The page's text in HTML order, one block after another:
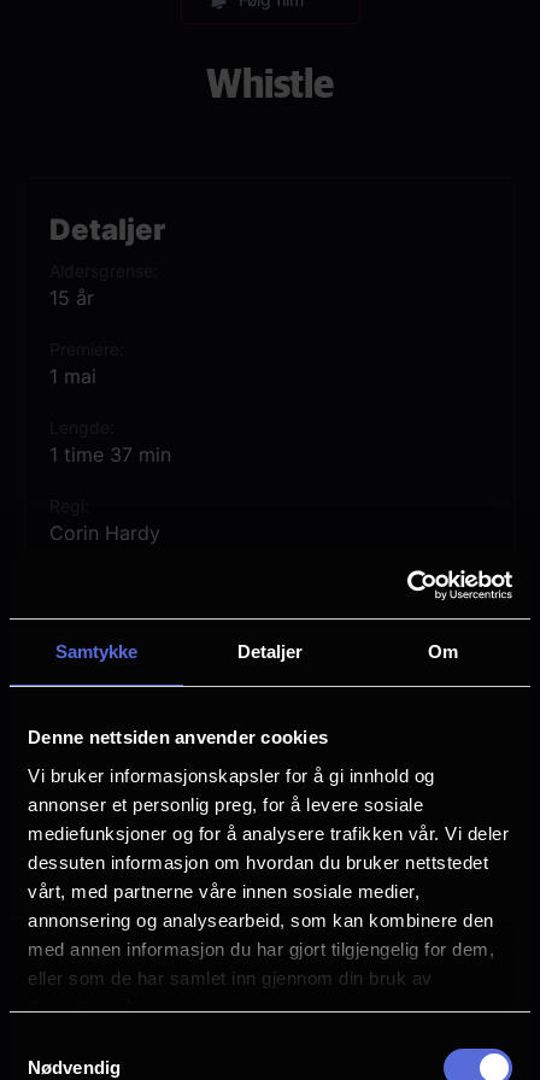
Samtykke Detaljer Om
Denne nettsiden anvender cookies
Vi bruker informasjonskapsler for å gi innhold og
annonser et personlig preg, for å levere sosiale
mediefunksjoner og for å analysere trafikken vår. Vi deler
dessuten informasjon om hvordan du bruker nettstedet
vårt, med partnerne våre innen sosiale medier,
annonsering og analysearbeid, som kan kombinere den
med annen informasjon du har gjort tilgjengelig for dem,
eller som de har samlet inn gjennom din bruk av
tjenestene deres.
Nødvendig
Detaljer
15 år
1 mai
1 time 37 min
Corin Hardy
Dafne Keen
Språk
EN
Sjanger
Horror
SF Norge
Se mer
Whistle